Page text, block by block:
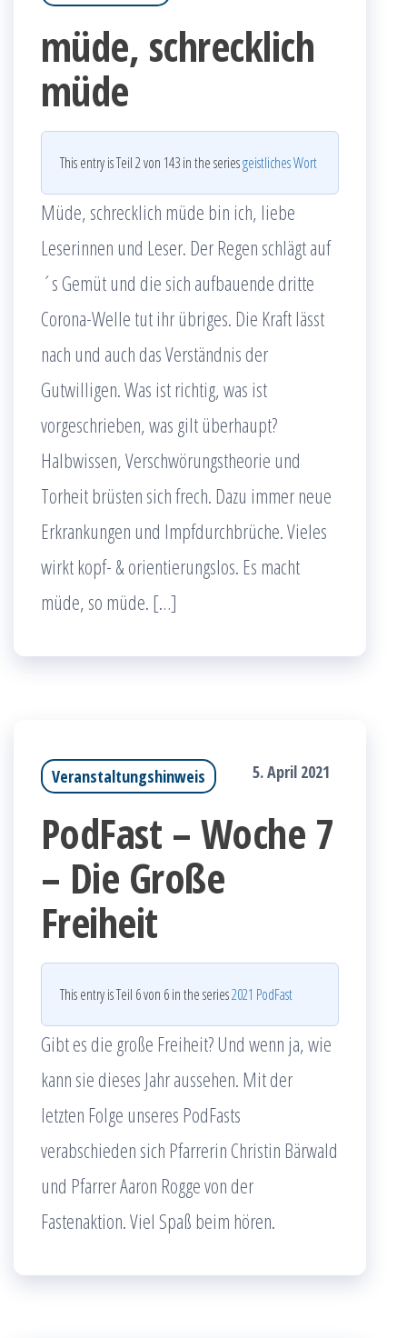
müde, schrecklich
müde
This entry is Teil 2 von 143 in the seriesgeistliches Wort
Müde, schrecklich müde bin ich, liebe
Leserinnen und Leser. Der Regen schlägt auf
´s Gemüt und die sich aufbauende dritte
Corona-Welle tut ihr übriges. Die Kraft lässt
nach und auch das Verständnis der
Gutwilligen. Was ist richtig, was ist
vorgeschrieben, was gilt überhaupt?
Halbwissen, Verschwörungstheorie und
Torheit brüsten sich frech. Dazu immer neue
Erkrankungen und Impfdurchbrüche. Vieles
wirkt kopf- & orientierungslos. Es macht
müde, so müde. […]
Veranstaltungshinweis 5. April 2021
PodFast – Woche 7
– Die Große
Freiheit
This entry is Teil 6 von 6 in the series2021 PodFast
Gibt es die große Freiheit? Und wenn ja, wie
kann sie dieses Jahr aussehen. Mit der
letzten Folge unseres PodFasts
verabschieden sich Pfarrerin Christin Bärwald
und Pfarrer Aaron Rogge von der
Fastenaktion. Viel Spaß beim hören.